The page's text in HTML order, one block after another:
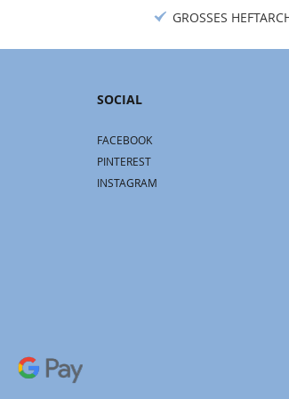
GROSSES
SOCIAL
FACEBOOK
PINTEREST
INSTAGRAM